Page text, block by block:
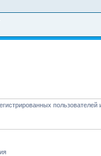
пользователей